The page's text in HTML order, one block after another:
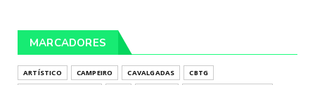
MARCADORES
ARTÍSTICO CAMPEIRO CAVALGADAS
CBTG